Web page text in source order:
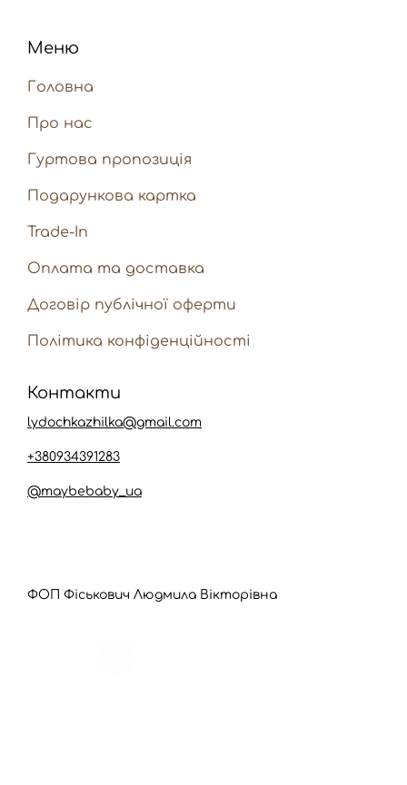
Меню
Головна
Про нас
Гуртова пропозиція
Подарункова картка
Trade-In
Оплата та доставка
Договір публічної оферти
Політика конфіденційності
lydochkazhilka@gmail.com
+380934391283
@maybebaby_ua
Контакти
ФОП Фіськович Людмила Вікторівна